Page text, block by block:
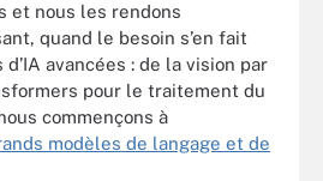
et nous les rendons
quand le besoin s’en fait
avancées : de la vision par
pour le traitement du
commençons à
modèles de langage et de